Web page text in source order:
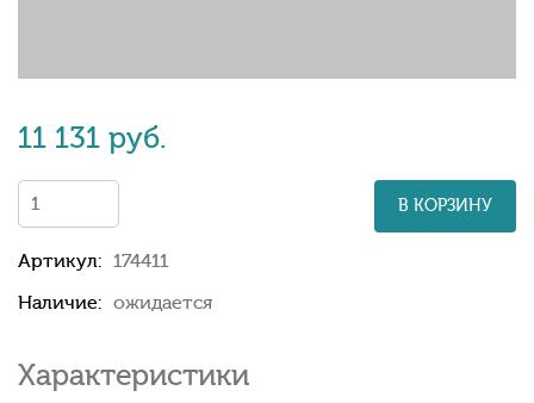
11 131 руб.
В КОРЗИНУ
Артикул: 174411
Наличие: ожидается
Характеристики